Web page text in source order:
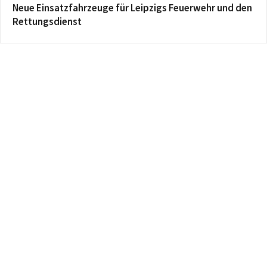
Neue Einsatzfahrzeuge für Leipzigs Feuerwehr und den
Rettungsdienst